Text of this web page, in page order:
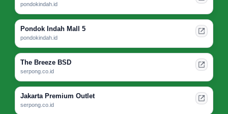
pondokindah.id
Pondok Indah Mall 5
pondokindah.id
The Breeze BSD
serpong.co.id
Jakarta Premium Outlet
serpong.co.id